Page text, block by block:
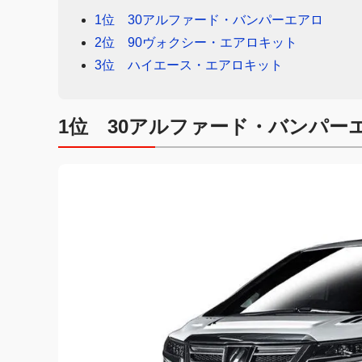
1位 30アルファード・バンパーエアロ
2位 90ヴォクシー・エアロキット
3位 ハイエース・エアロキット
1位 30アルファード・バンパー